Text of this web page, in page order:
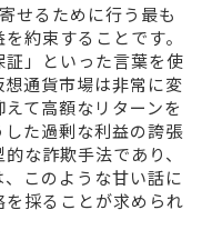
せるために行う最も
約束することです。
」といった言葉を使
通貨市場は非常に変
て高額なリターンを
た過剰な利益の誇張
な詐欺手法であり、
このような甘い話に
採ることが求められ